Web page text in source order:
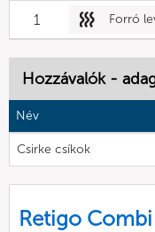
1 Forró
Hozzávalók -
Név
Csirke csíkok
Retigo